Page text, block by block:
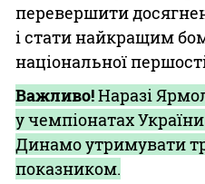
перевершити
і стати найкращим
національної
Важливо!Наразі
у чемпіонатах
Динамо утримувати
показником.